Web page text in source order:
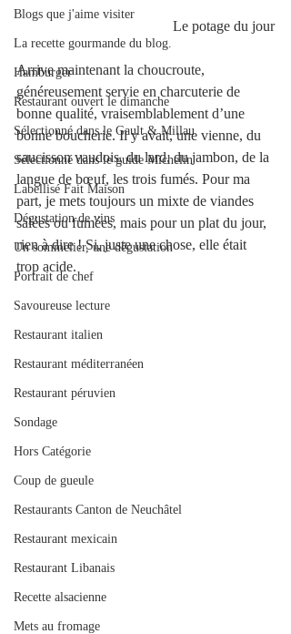
Blogs que j'aime visiter
La recette gourmande du blog.
Hamburger
Restaurant ouvert le dimanche
Sélectionné dans le Gault & Millau
Sélectionné dans le guide Michelin
Labellisé Fait Maison
Dégustation de vins
Un sommelier, une dégustation
Portrait de chef
Savoureuse lecture
Restaurant italien
Restaurant méditerranéen
Restaurant péruvien
Sondage
Hors Catégorie
Coup de gueule
Restaurants Canton de Neuchâtel
Restaurant mexicain
Restaurant Libanais
Recette alsacienne
Mets au fromage
                                           Le potage du jour
Arrive maintenant la choucroute,
généreusement servie en charcuterie de
bonne qualité, vraisemblablement d’une
bonne boucherie. Il y avait, une vienne, du
saucisson vaudois, du lard, du jambon, de la
langue de bœuf, les trois fumés. Pour ma
part, je mets toujours un mixte de viandes
salées ou fumées, mais pour un plat du jour,
rien à dire ! Si, juste une chose, elle était
trop acide.